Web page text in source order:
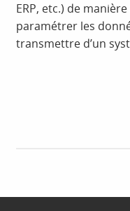
ERP, etc.) de
paramétrer les
transmettre d’un